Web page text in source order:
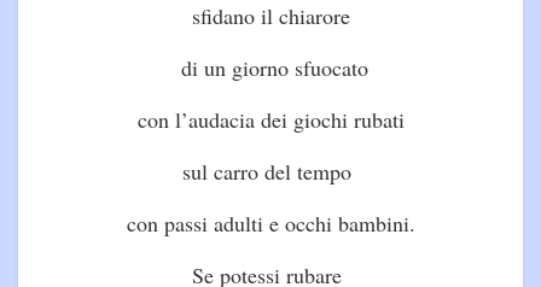
sfidano il chiarore
di un giorno sfuocato
con l’audacia dei giochi rubati
sul carro del tempo
con passi adulti e occhi bambini.
Se potessi rubare